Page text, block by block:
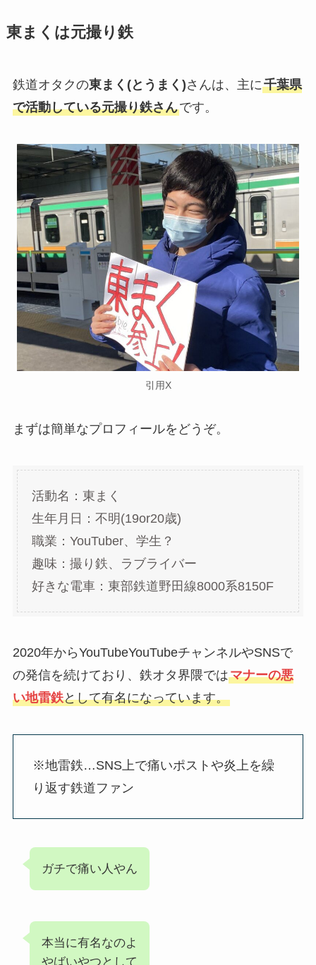
東まくは元撮り鉄
鉄道オタクの東まく(とうまく)さんは、主に千葉県
で活動している元撮り鉄さんです。
引用X
まずは簡単なプロフィールをどうぞ。
活動名：東まく
生年月日：不明(19or20歳)
職業：YouTuber、学生？
趣味：撮り鉄、ラブライバー
好きな電車：東部鉄道野田線8000系8150F
2020年からYouTubeYouTubeチャンネルやSNSで
の発信を続けており、鉄オタ界隈ではマナーの悪
い地雷鉄として有名になっています。
※地雷鉄…SNS上で痛いポストや炎上を繰
り返す鉄道ファン
ガチで痛い人やん
本当に有名なのよ
やばいやつとして